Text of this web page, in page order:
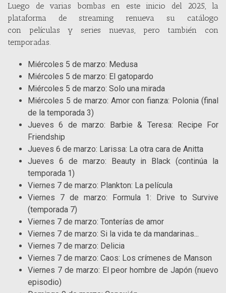
Luego de varias bombas en este inicio del 2025, la
plataforma de streaming renueva su catálogo
con películas y series nuevas, pero también con
temporadas.
Miércoles 5 de marzo: Medusa
Miércoles 5 de marzo: El gatopardo
Miércoles 5 de marzo: Solo una mirada
Miércoles 5 de marzo: Amor con fianza: Polonia (final
de la temporada 3)
Jueves 6 de marzo: Barbie & Teresa: Recipe For
Friendship
Jueves 6 de marzo: Larissa: La otra cara de Anitta
Jueves 6 de marzo: Beauty in Black (continúa la
temporada 1)
Viernes 7 de marzo: Plankton: La película
Viernes 7 de marzo: Formula 1: Drive to Survive
(temporada 7)
Viernes 7 de marzo: Tonterías de amor
Viernes 7 de marzo: Si la vida te da mandarinas...
Viernes 7 de marzo: Delicia
Viernes 7 de marzo: Caos: Los crímenes de Manson
Viernes 7 de marzo: El peor hombre de Japón (nuevo
episodio)